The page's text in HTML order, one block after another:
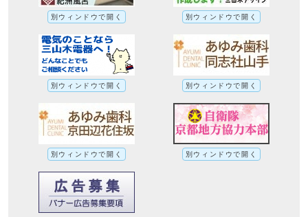
別ウィンドウで開く 別ウィンドウで開く
別ウィンドウで開く 別ウィンドウで開く
別ウィンドウで開く 別ウィンドウで開く